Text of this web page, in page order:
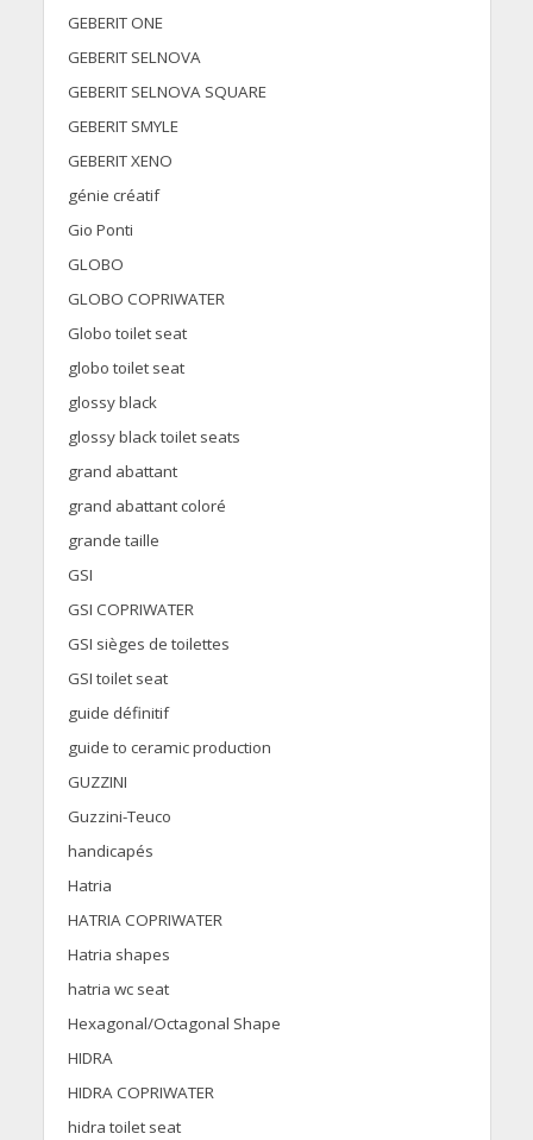
GEBERIT ONE
GEBERIT SELNOVA
GEBERIT SELNOVA SQUARE
GEBERIT SMYLE
GEBERIT XENO
génie créatif
Gio Ponti
GLOBO
GLOBO COPRIWATER
Globo toilet seat
globo toilet seat
glossy black
glossy black toilet seats
grand abattant
grand abattant coloré
grande taille
GSI
GSI COPRIWATER
GSI sièges de toilettes
GSI toilet seat
guide définitif
guide to ceramic production
GUZZINI
Guzzini-Teuco
handicapés
Hatria
HATRIA COPRIWATER
Hatria shapes
hatria wc seat
Hexagonal/Octagonal Shape
HIDRA
HIDRA COPRIWATER
hidra toilet seat